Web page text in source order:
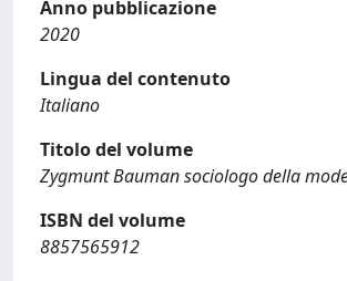
Anno pubblicazione
2020
Lingua del contenuto
Italiano
Titolo del volume
Zygmunt Bauman sociologo della
ISBN del volume
8857565912